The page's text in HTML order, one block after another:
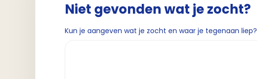
Niet gevonden wat je zocht?
Kun je aangeven wat je zocht en waar je tegenaan liep?